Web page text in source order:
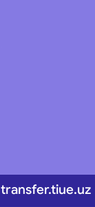
transfer.tiue.uz